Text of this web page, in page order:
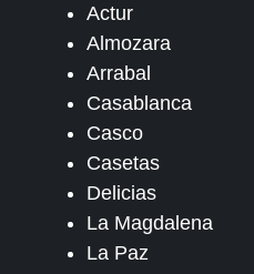
Actur
Almozara
Arrabal
Casablanca
Casco
Casetas
Delicias
La Magdalena
La Paz